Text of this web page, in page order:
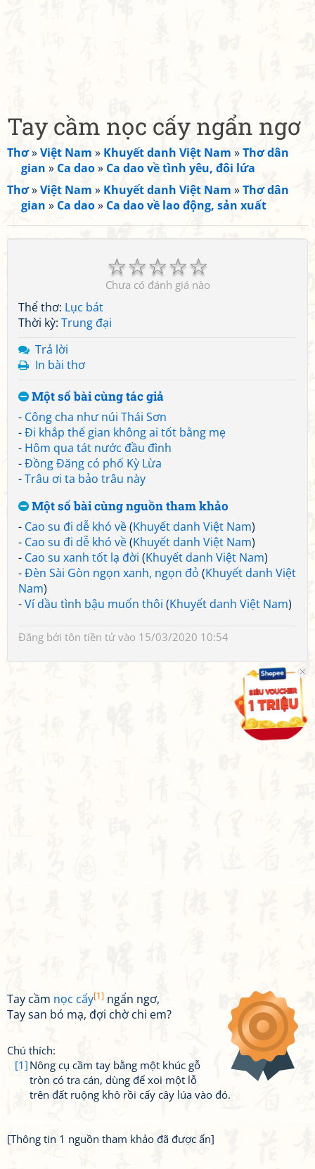
Tay cầm nọc cấy ngẩn ngơ
Thơ»Việt Nam » Khuyết danh Việt Nam »Thơ dân
gian » Ca dao» Ca dao về tình yêu, đôi lứa
Thơ»Việt Nam » Khuyết danh Việt Nam »Thơ dân
gian » Ca dao» Ca dao về lao động, sản xuất
☆
☆
☆
☆
☆
Chưa có đánh giá nào
Thể thơ: Lục bát
Thời kỳ: Trung đại
Trả lời
In bài thơ
Một số bài cùng tác giả
- Công cha như núi Thái Sơn
-Đi khắp thế gian không ai tốt bằng mẹ
- Hôm qua tát nước đầu đình
-Đồng Đăng có phố Kỳ Lừa
-Trâu ơi ta bảo trâu này
Một số bài cùng nguồn tham khảo
- Cao su đi dễ khó về(Khuyết danh Việt Nam)
- Cao su đi dễ khó về(Khuyết danh Việt Nam)
- Cao su xanh tốt lạ đời (Khuyết danh Việt Nam)
-Đèn Sài Gòn ngọn xanh, ngọn đỏ (Khuyết danh Việt
Nam)
-Ví dầu tình bậu muốn thôi (Khuyết danh Việt Nam)
Đăng bởi tôn tiền tửvào 15/03/2020 10:54
Tay cầm nọc cấy[1] ngẩn ngơ,
Tay san bó mạ, đợi chờ chi em?
Chú thích:
[1] Nông cụ cầm tay bằng một khúc gỗ
tròn có tra cán, dùng để xoi một lỗ
trên đất ruộng khô rồi cấy cây lúa vào đó.
[Thông tin 1 nguồn tham khảo đã được ẩn]